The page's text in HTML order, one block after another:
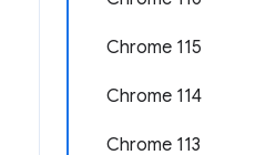
Chrome 115
Chrome 114
Chrome 113